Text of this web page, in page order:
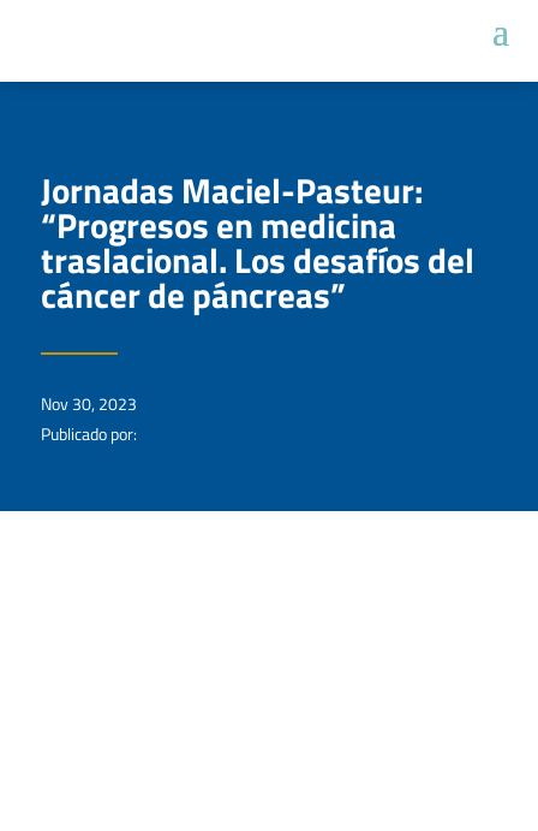
Jornadas Maciel-Pasteur:
“Progresos en medicina
traslacional. Los desafíos del
cáncer de páncreas”
Nov 30, 2023
Publicado por: